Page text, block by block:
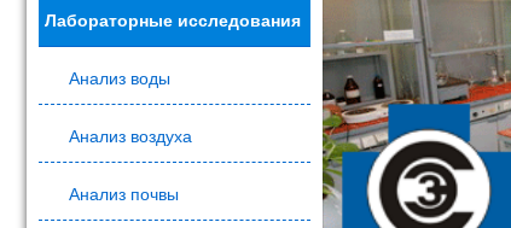
Лабораторные исследования
Анализ воды
Анализ воздуха
Анализ почвы